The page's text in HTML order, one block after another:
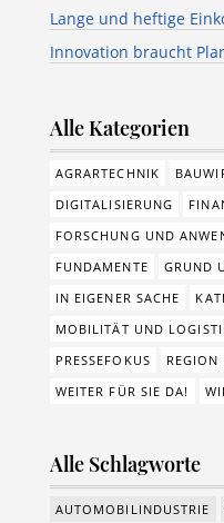
Lange und heftige
Innovation braucht
Alle Kategorien
AGRARTECHNIK
DIGITALISIERUNG
FORSCHUNG UND
FUNDAMENTE
GRUND
IN EIGENER SACHE
MOBILITÄT UND
PRESSEFOKUS
REGION
WEITER FÜR SIE DA!
Alle Schlagworte
AUTOMOBILINDUSTRIE